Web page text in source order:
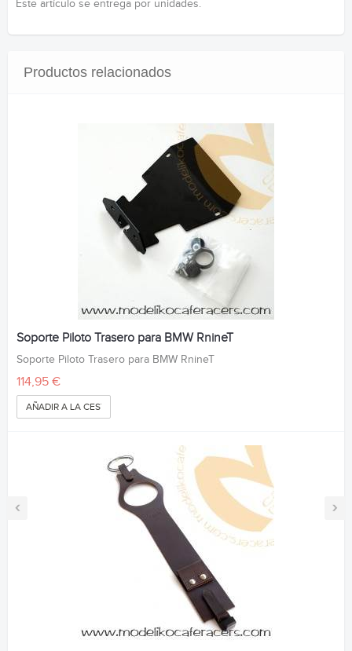
Este artículo se entrega por unidades.
Productos relacionados
‹ ›
Soporte Piloto Trasero para BMW RnineT
Soporte Piloto Trasero para BMW RnineT
114,95 €
AÑADIR A LA CESTA